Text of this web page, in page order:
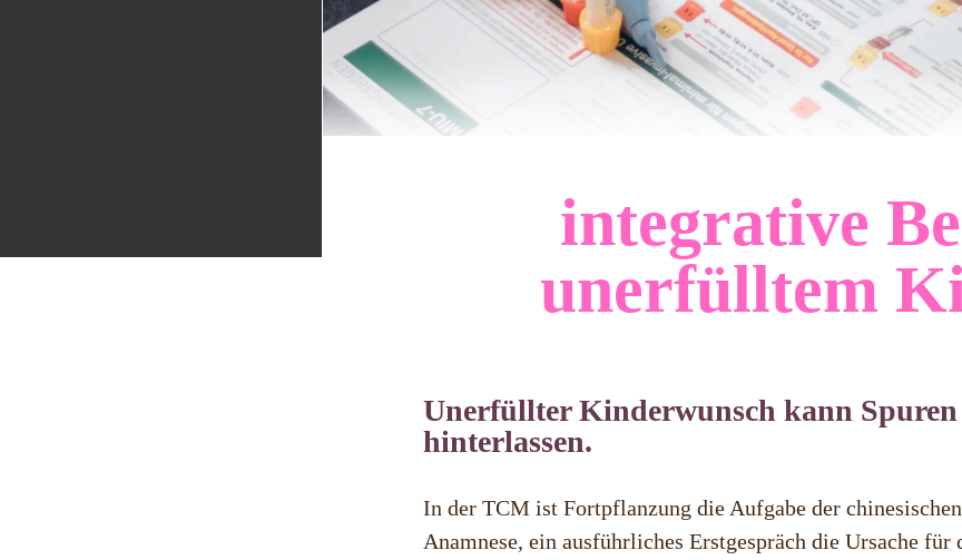
integrative
unerfülltem
Unerfüllter Kinderwunsch kann
hinterlassen.
In der TCM ist Fortpflanzung die Aufgabe der
Anamnese, ein ausführliches Erstgespräch die Ursache